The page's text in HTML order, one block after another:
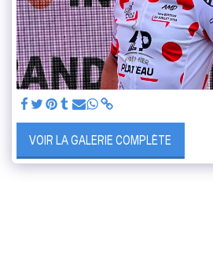
VOIR LA GALERIE COMPLÈTE